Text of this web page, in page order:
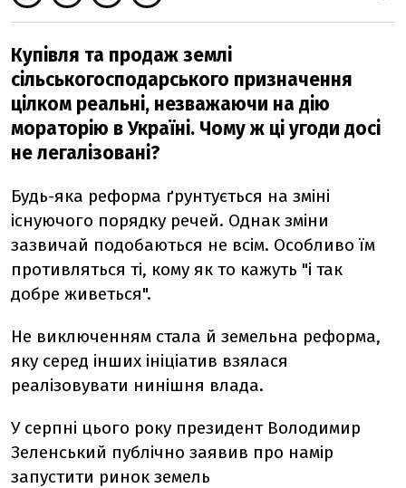
Купівля та продаж землі
сільськогосподарського призначення
цілком реальні, незважаючи на дію
мораторію в Україні. Чому ж ці угоди досі
не легалізовані?
Будь-яка реформа ґрунтується на зміні
існуючого порядку речей. Однак зміни
зазвичай подобаються не всім. Особливо їм
противляться ті, кому як то кажуть "і так
добре живеться".
Не виключенням стала й земельна реформа,
яку серед інших ініціатив взялася
реалізовувати нинішня влада.
У серпні цього року президент Володимир
Зеленський публічно заявив про намір
запустити ринок земель